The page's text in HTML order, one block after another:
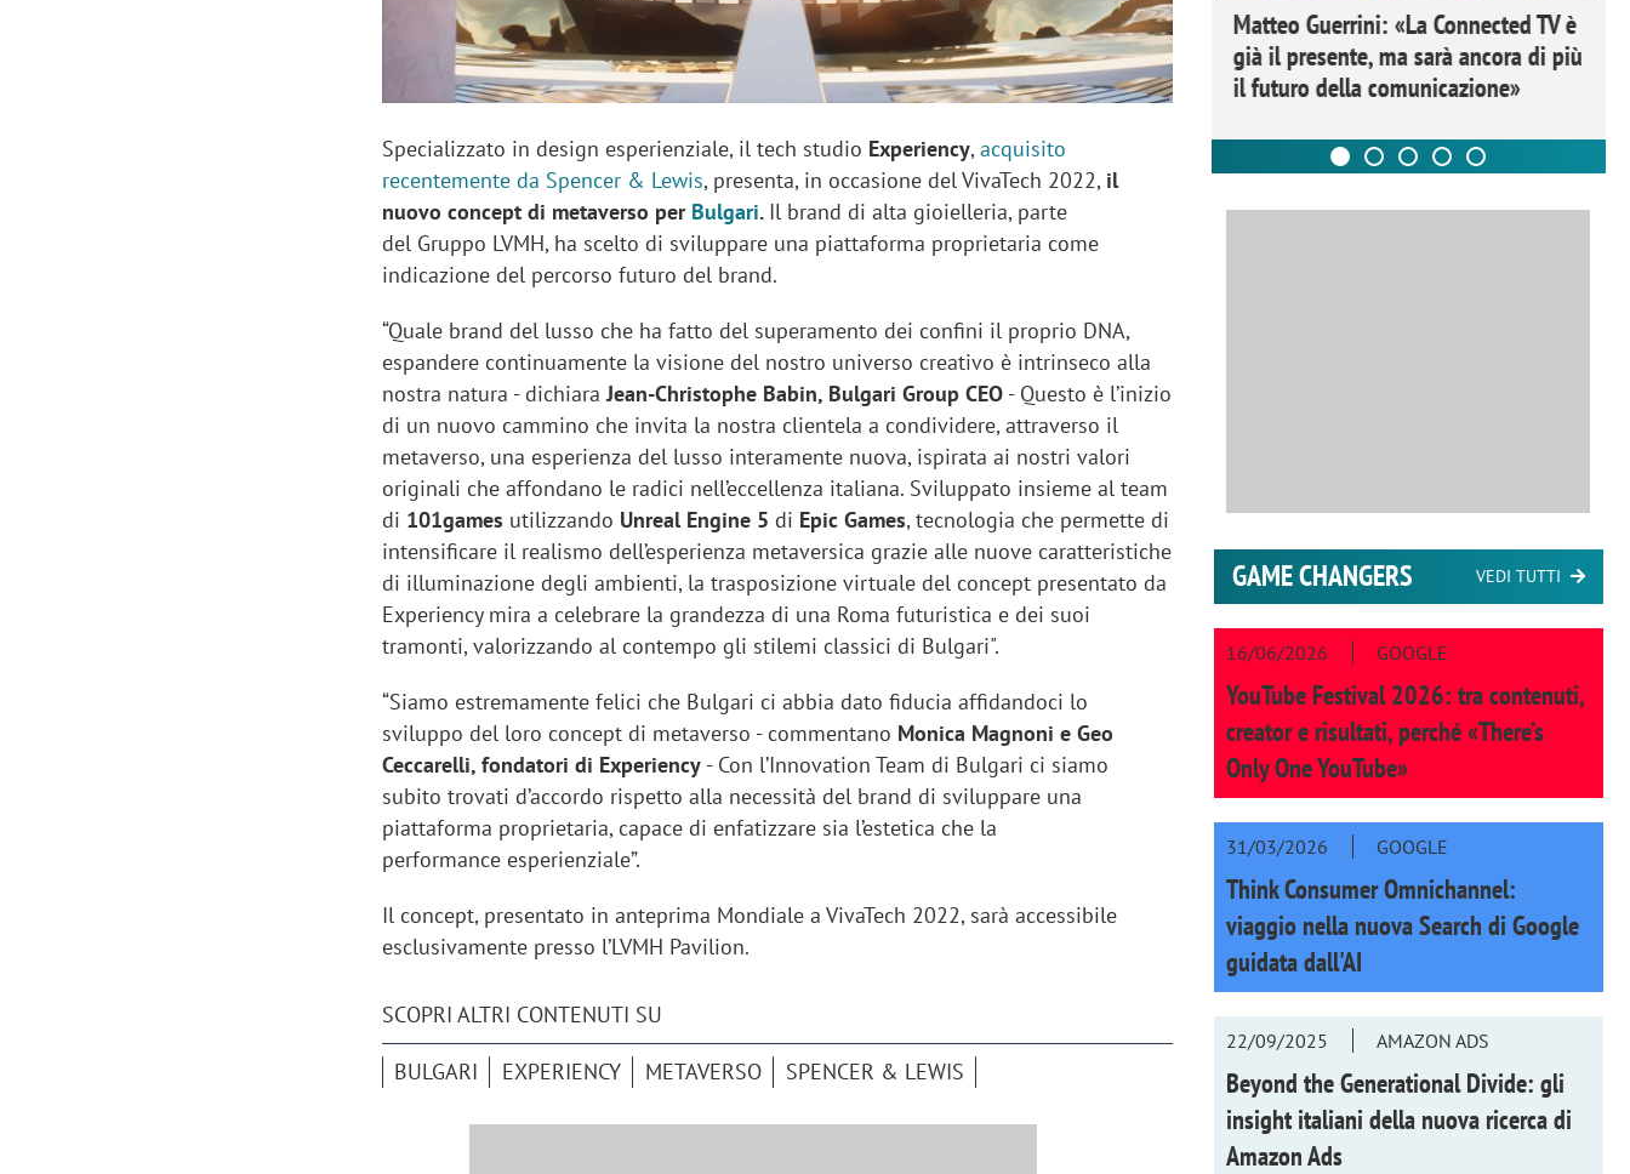
Specializzato in design esperienziale, il tech studio Experiency,acquisito
recentemente da Spencer & Lewis, presenta, in occasione del VivaTech 2022, il
nuovo concept di metaverso per Bulgari. Il brand di alta gioielleria, parte
del Gruppo LVMH, ha scelto di sviluppare una piattaforma proprietaria come
indicazione del percorso futuro del brand.
“Quale brand del lusso che ha fatto del superamento dei confini il proprio DNA,
espandere continuamente la visione del nostro universo creativo è intrinseco alla
nostra natura - dichiaraJean-Christophe Babin, Bulgari Group CEO - Questo è l’inizio
di un nuovo cammino che invita la nostra clientela a condividere, attraverso il
metaverso, una esperienza del lusso interamente nuova, ispirata ai nostri valori
originali che affondano le radici nell’eccellenza italiana. Sviluppato insieme al team
di 101games utilizzando Unreal Engine 5 di Epic Games, tecnologia che permette di
intensificare il realismo dell’esperienza metaversica grazie alle nuove caratteristiche
di illuminazione degli ambienti, la trasposizione virtuale del concept presentato da
Experiency mira a celebrare la grandezza di una Roma futuristica e dei suoi
tramonti, valorizzando al contempo gli stilemi classici di Bulgari".
“Siamo estremamente felici che Bulgari ci abbia dato fiducia affidandoci lo
sviluppo del loro concept di metaverso - commentano Monica Magnoni e Geo
Ceccarelli, fondatori di Experiency - Con l’Innovation Team di Bulgari ci siamo
subito trovati d’accordo rispetto alla necessità del brand di sviluppare una
piattaforma proprietaria, capace di enfatizzare sia l’estetica che la
performance esperienziale”.
Il concept, presentato in anteprima Mondiale a VivaTech 2022, sarà accessibile
esclusivamente presso l’LVMH Pavilion.
SCOPRI ALTRI CONTENUTI SU
BULGARI EXPERIENCY METAVERSO SPENCER & LEWIS
Perez, Samsung Ads: «L'Italia è un
mercato strategico e continuerà a
crescere»
Networking agli eventi: come la
startup Kicè punta a eliminare lo
"spreco di relazioni"
Matteo Guerrini: «La Connected TV è
già il presente, ma sarà ancora di più
il futuro della comunicazione»
GAME CHANGERS VEDI TUTTI
16/06/2026 GOOGLE
YouTube Festival 2026: tra contenuti,
creator e risultati, perché «There’s
Only One YouTube»
31/03/2026 GOOGLE
Think Consumer Omnichannel:
viaggio nella nuova Search di Google
guidata dall'AI
22/09/2025 AMAZON ADS
Beyond the Generational Divide: gli
insight italiani della nuova ricerca di
Amazon Ads